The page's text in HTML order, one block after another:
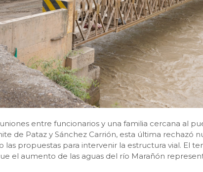
entre funcionarios y una familia cercana al
de Pataz y Sánchez Carrión, esta última rechazó
las propuestas para intervenir la estructura vial. El
el aumento de las aguas del río Marañón